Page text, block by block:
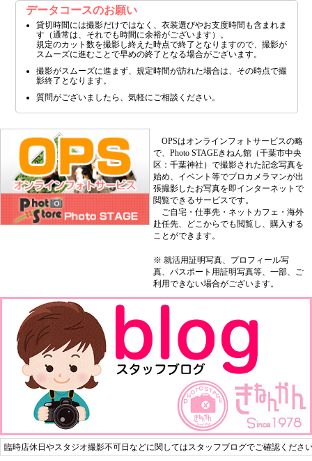
データコースのお願い
貸切時間には撮影だけではなく、衣装選びやお支度時間も含まれま
す（通常は、それでも時間に余裕がございます）。
規定のカット数を撮影し終えた時点で終了となりますので、撮影が
スムーズに進むことで早めの終了となる場合がございます。
撮影がスムーズに進まず、規定時間が訪れた場合は、その時点で撮
影終了となります。
質問がございましたら、気軽にご相談ください。
OPSはオンラインフォトサービスの略
で、Photo STAGEきねん館（千葉市中央
区：千葉神社）で撮影された記念写真を
始め、イベント等でプロカメラマンが出
張撮影したお写真を即インターネットで
閲覧できるサービスです。
ご自宅・仕事先・ネットカフェ・海外
赴任先、どこからでも閲覧し、購入する
ことができます。
※ 就活用証明写真、プロフィール写
真、パスポート用証明写真等、一部、ご
利用できない場合がございます。
臨時店休日やスタジオ撮影不可日などに関してはスタッフブログでご確認くださ